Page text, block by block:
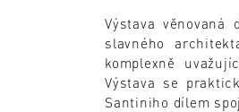
Výstava
slavného
komplexně
Výstava se
Santiniho dílem